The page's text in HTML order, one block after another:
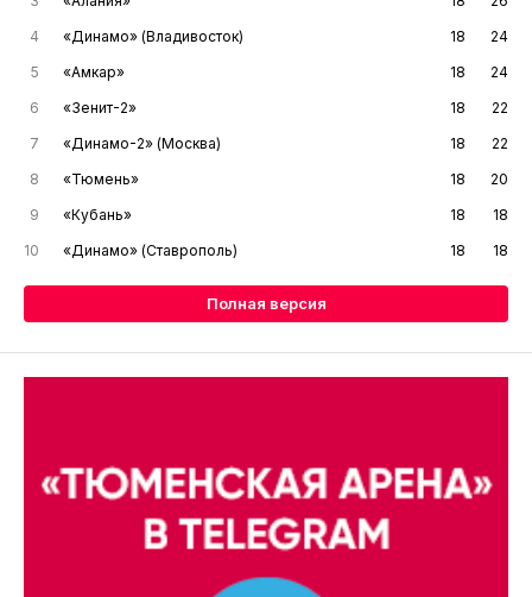
4
«Динамо» (Владивосток) 18
24
5
«Амкар» 18
24
6
«Зенит-2» 18
22
7
«Динамо-2» (Москва) 18
22
8
«Тюмень» 18
20
9
«Кубань» 18
18
10
«Динамо» (Ставрополь) 18 18
Полная версия